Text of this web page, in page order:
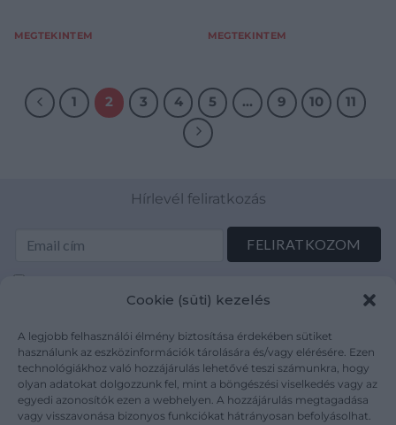
Cookie (süti) kezelés
A legjobb felhasználói élmény biztosítása érdekében sütiket
használunk az eszközinformációk tárolására és/vagy elérésére. Ezen
technológiákhoz való hozzájárulás lehetővé teszi számunkra, hogy
olyan adatokat dolgozzunk fel, mint a böngészési viselkedés vagy az
egyedi azonosítók ezen a webhelyen. A hozzájárulás megtagadása
vagy visszavonása bizonyos funkciókat hátrányosan befolyásolhat.
MEGTEKINTEM MEGTEKINTEM
1 2 3 4 5 … 9 10 11
Hírlevél feliratkozás
mutargy.com/adatkezelesi-tajekoztato/
Rólunk
Médiaajánlat
Karrier
Kapcsolat
Áraink
ÁSZF
Adatvédelem
Impresszum